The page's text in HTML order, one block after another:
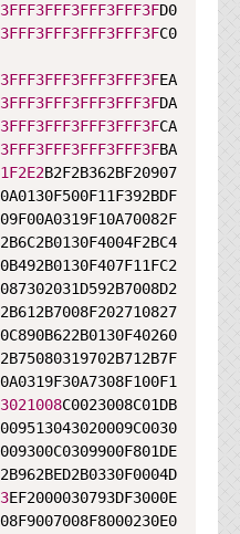
3FFF3FFF3FFF3FFF3F
3FFF3FFF3FFF3FFF3F
3FFF3FFF3FFF3FFF3F
3FFF3FFF3FFF3FFF3F
3FFF3FFF3FFF3FFF3F
3FFF3FFF3FFF3FFF3F
2E2